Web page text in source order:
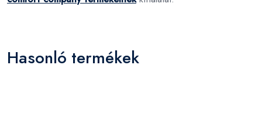
Hasonló termékek